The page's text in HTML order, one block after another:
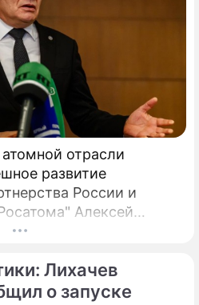
отрасли
развитие
России и
Алексей
на площадке будущей
что является
масштабного
Лихачев
о запуске